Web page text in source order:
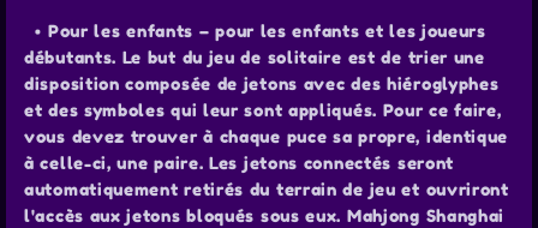
• Pour les enfants – pour les enfants et les joueurs
débutants. Le but du jeu de solitaire est de trier une
disposition composée de jetons avec des hiéroglyphes
et des symboles qui leur sont appliqués. Pour ce faire,
vous devez trouver à chaque puce sa propre, identique
à celle-ci, une paire. Les jetons connectés seront
automatiquement retirés du terrain de jeu et ouvriront
l'accès aux jetons bloqués sous eux. Mahjong Shanghai